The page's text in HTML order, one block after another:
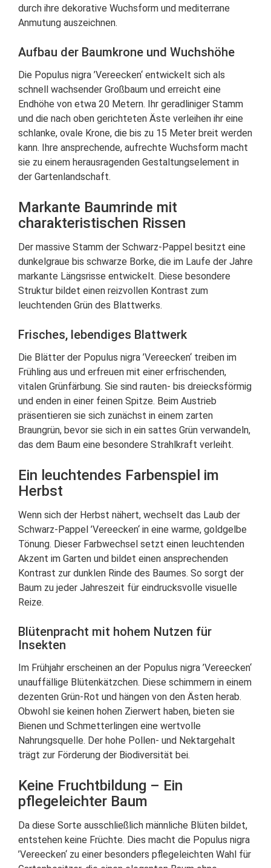
durch ihre dekorative Wuchsform und mediterrane
Anmutung auszeichnen.
Aufbau der Baumkrone und Wuchshöhe
Die Populus nigra ’Vereecken‘ entwickelt sich als
schnell wachsender Großbaum und erreicht eine
Endhöhe von etwa 20 Metern. Ihr geradliniger Stamm
und die nach oben gerichteten Äste verleihen ihr eine
schlanke, ovale Krone, die bis zu 15 Meter breit werden
kann. Ihre ansprechende, aufrechte Wuchsform macht
sie zu einem herausragenden Gestaltungselement in
der Gartenlandschaft.
Markante Baumrinde mit
charakteristischen Rissen
Der massive Stamm der Schwarz-Pappel besitzt eine
dunkelgraue bis schwarze Borke, die im Laufe der Jahre
markante Längsrisse entwickelt. Diese besondere
Struktur bildet einen reizvollen Kontrast zum
leuchtenden Grün des Blattwerks.
Frisches, lebendiges Blattwerk
Die Blätter der Populus nigra ’Vereecken‘ treiben im
Frühling aus und erfreuen mit einer erfrischenden,
vitalen Grünfärbung. Sie sind rauten- bis dreiecksförmig
und enden in einer feinen Spitze. Beim Austrieb
präsentieren sie sich zunächst in einem zarten
Braungrün, bevor sie sich in ein sattes Grün verwandeln,
das dem Baum eine besondere Strahlkraft verleiht.
Ein leuchtendes Farbenspiel im
Herbst
Wenn sich der Herbst nähert, wechselt das Laub der
Schwarz-Pappel ’Vereecken‘ in eine warme, goldgelbe
Tönung. Dieser Farbwechsel setzt einen leuchtenden
Akzent im Garten und bildet einen ansprechenden
Kontrast zur dunklen Rinde des Baumes. So sorgt der
Baum zu jeder Jahreszeit für eindrucksvolle visuelle
Reize.
Blütenpracht mit hohem Nutzen für
Insekten
Im Frühjahr erscheinen an der Populus nigra ’Vereecken‘
unauffällige Blütenkätzchen. Diese schimmern in einem
dezenten Grün-Rot und hängen von den Ästen herab.
Obwohl sie keinen hohen Zierwert haben, bieten sie
Bienen und Schmetterlingen eine wertvolle
Nahrungsquelle. Der hohe Pollen- und Nektargehalt
trägt zur Förderung der Biodiversität bei.
Keine Fruchtbildung – Ein
pflegeleichter Baum
Da diese Sorte ausschließlich männliche Blüten bildet,
entstehen keine Früchte. Dies macht die Populus nigra
’Vereecken‘ zu einer besonders pflegeleichten Wahl für